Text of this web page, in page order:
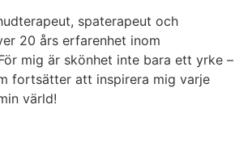
spaterapeut och
20 års erfarenhet inom
mig är skönhet inte bara ett yrke –
fortsätter att inspirera mig varje
värld!